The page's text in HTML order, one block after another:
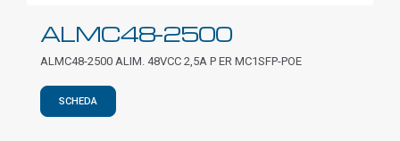
ALMC48-2500
ALMC48-2500 ALIM. 48VCC 2,5A P ER MC1SFP-POE
SCHEDA